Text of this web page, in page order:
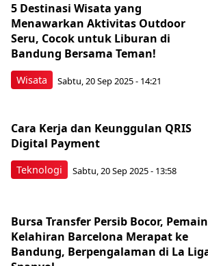
Wisata
5 Destinasi Wisata yang
Menawarkan Aktivitas Outdoor
Seru, Cocok untuk Liburan di
Bandung Bersama Teman!
Sabtu, 20 Sep 2025 - 14:21
Teknologi
Cara Kerja dan Keunggulan QRIS
Digital Payment
Sabtu, 20 Sep 2025 - 13:58
Bursa Transfer Persib Bocor, Pemain
Kelahiran Barcelona Merapat ke
Bandung, Berpengalaman di La